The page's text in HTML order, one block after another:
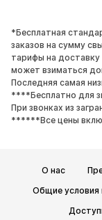
ОБУВЬ
НОВИНКИ
Кроссовки и кеды
Лодочки и туфли
каблуках
*Бесплатная
заказов на сумму
тарифы на
может взиматься
Последняя самая
****Бесплатно для
При звонках из
******Все цены
О нас
Общие условия